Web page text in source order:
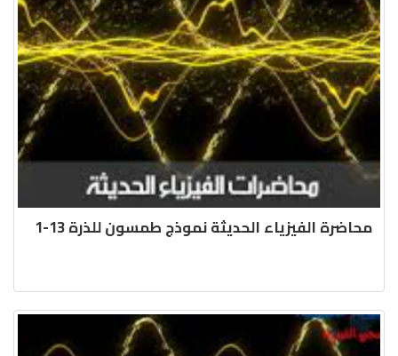
محاضرة الفيزياء الحديثة نموذج طمسون للذرة 13-1